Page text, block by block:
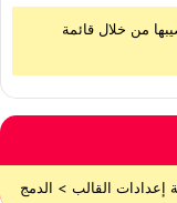
من خلال قائمة